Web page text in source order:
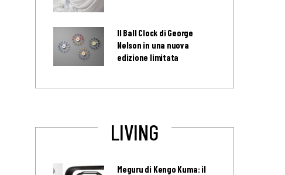
Il Ball Clock di George
Nelson in una nuova
edizione limitata
LIVING
Meguru di Kengo Kuma: il